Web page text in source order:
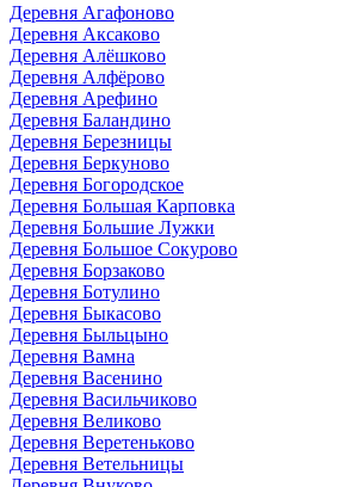
Деревня Агафоново
Деревня Аксаково
Деревня Алёшково
Деревня Алфёрово
Деревня Арефино
Деревня Баландино
Деревня Березницы
Деревня Беркуново
Деревня Богородское
Деревня Большая Карповка
Деревня Большие Лужки
Деревня Большое Сокурово
Деревня Борзаково
Деревня Ботулино
Деревня Быкасово
Деревня Быльцыно
Деревня Вамна
Деревня Васенино
Деревня Васильчиково
Деревня Великово
Деревня Веретеньково
Деревня Ветельницы